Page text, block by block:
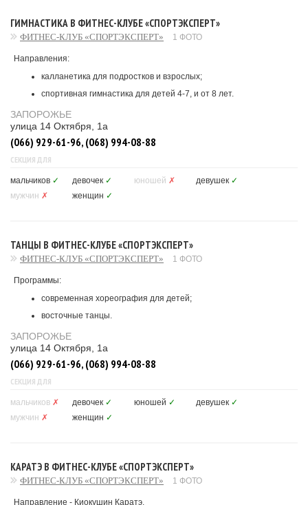
ГИМНАСТИКА В ФИТНЕС-КЛУБЕ «СПОРТЭКСПЕРТ»
ФИТНЕС-КЛУБ «СПОРТЭКСПЕРТ» 1 ФОТО
Направления:
калланетика для подростков и взрослых;
спортивная гимнастика для детей 4-7, и от 8 лет.
ЗАПОРОЖЬЕ
улица 14 Октября, 1а
(066) 929-61-96, (068) 994-08-88
СЕКЦИЯ ДЛЯ
мальчиков ✓ девочек ✓ юношей ✗ девушек ✓
мужчин ✗ женщин ✓
ТАНЦЫ В ФИТНЕС-КЛУБЕ «СПОРТЭКСПЕРТ»
ФИТНЕС-КЛУБ «СПОРТЭКСПЕРТ» 1 ФОТО
Программы:
современная хореография для детей;
восточные танцы.
ЗАПОРОЖЬЕ
улица 14 Октября, 1а
(066) 929-61-96, (068) 994-08-88
СЕКЦИЯ ДЛЯ
мальчиков ✗ девочек ✓ юношей ✓ девушек ✓
мужчин ✗ женщин ✓
КАРАТЭ В ФИТНЕС-КЛУБЕ «СПОРТЭКСПЕРТ»
ФИТНЕС-КЛУБ «СПОРТЭКСПЕРТ» 1 ФОТО
Направление - Киокушин Каратэ.